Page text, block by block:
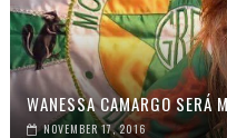
WANESSA CAMARGO SERÁ
NOVEMBER 17, 2016